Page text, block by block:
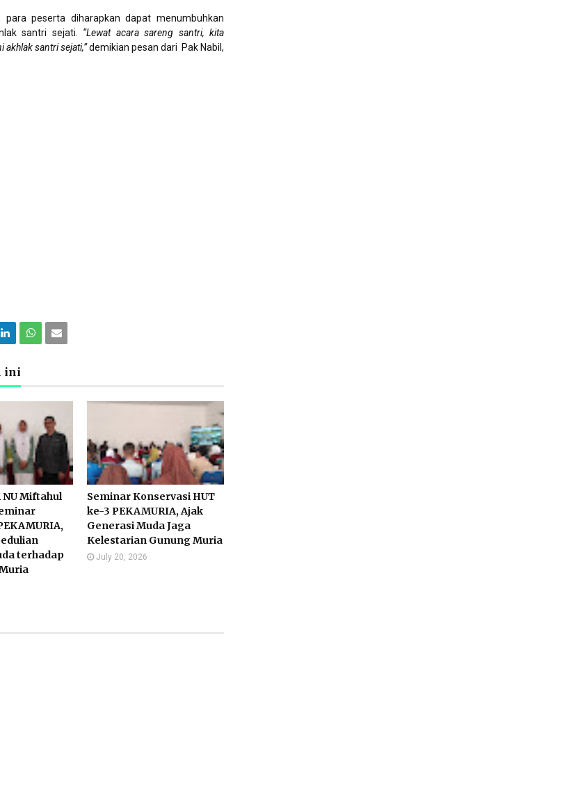
para peserta diharapkan dapat menumbuhkan
santri sejati. “Lewat acara sareng santri, kita
santri sejati,”demikian pesan dari Pak Nabil,
ini
Miftahul
terhadap
Seminar Konservasi HUT
ke-3 PEKAMURIA, Ajak
Generasi Muda Jaga
Kelestarian Gunung Muria
July 20, 2026